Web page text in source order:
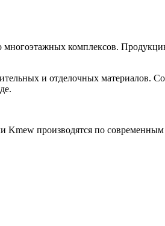
комплексов.
и отделочных материалов.
производятся по